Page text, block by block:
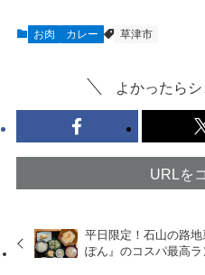
お肉 カレー 草津市
よかったら
URLを
平日限定！石山の路
ぽん』のコスパ最高